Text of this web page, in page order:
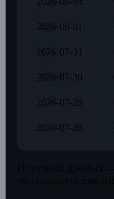
2026-08-01
2026-07-31
2026-07-30
2026-07-29
2026-07-28